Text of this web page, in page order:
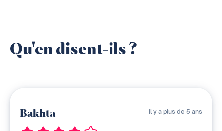
Qu'en disent-ils ?
Bakhta il y a plus de 5 ans